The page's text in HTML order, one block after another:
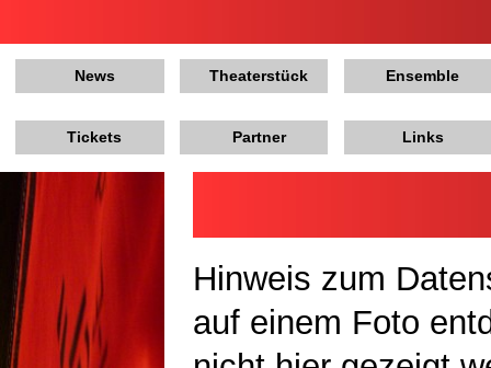
News Theaterstück Ensemble
Tickets Partner Links
Hinweis zum
auf einem Foto